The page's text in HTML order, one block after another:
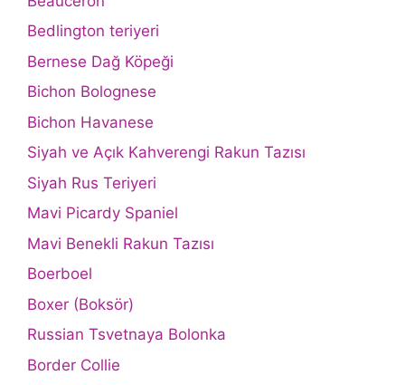
Bedlington teriyeri
Bernese Dağ Köpeği
Bichon Bolognese
Bichon Havanese
Siyah ve Açık Kahverengi Rakun Tazısı
Siyah Rus Teriyeri
Mavi Picardy Spaniel
Mavi Benekli Rakun Tazısı
Boerboel
Boxer (Boksör)
Russian Tsvetnaya Bolonka
Border Collie